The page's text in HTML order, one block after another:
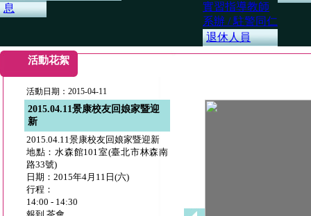
息
實習指導教師
系辦 / 駐警同仁
退休人員
活動花絮
活動日期：2015-04-11
2015.04.11景康校友回娘家暨迎
新
2015.04.11景康校友回娘家暨迎新
地點：水森館101室(臺北市林森南
路33號)
日期：2015年4月11日(六)
行程：
14:00 - 14:30